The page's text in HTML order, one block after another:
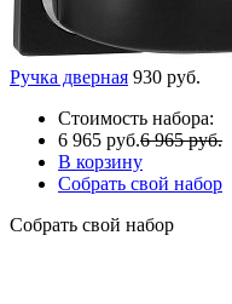
Ручка дверная 930 руб.
Стоимость набора:
6 965 руб.6 965 руб.
В корзину
Собрать свой набор
Собрать свой набор